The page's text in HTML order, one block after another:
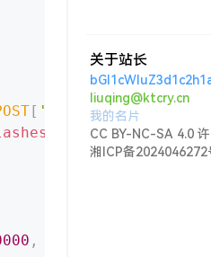
[ 'pagepwd']))
trim($_COOKIE [
,
关于站长
liuqing@ktcry.cn
我的名片
CC BY-NC-SA 4.0
湘ICP备2024046272